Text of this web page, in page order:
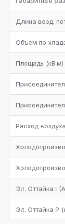
Длина возд.
Объем по
Площадь (кB.м)
Расход
Эл. Оттайка I
Эл. Оттайка P